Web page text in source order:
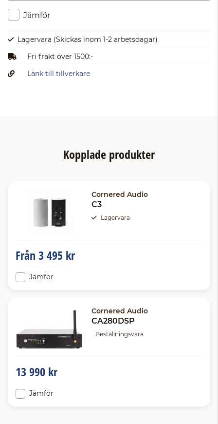
Jämför
Lagervara (Skickas inom 1-2 arbetsdagar)
Fri frakt över 1500:-
Länk till tillverkare
Kopplade produkter
Cornered Audio
C3
Lagervara
Från 3 495 kr
Jämför
Cornered Audio
CA280DSP
Beställningsvara
13 990 kr
Jämför